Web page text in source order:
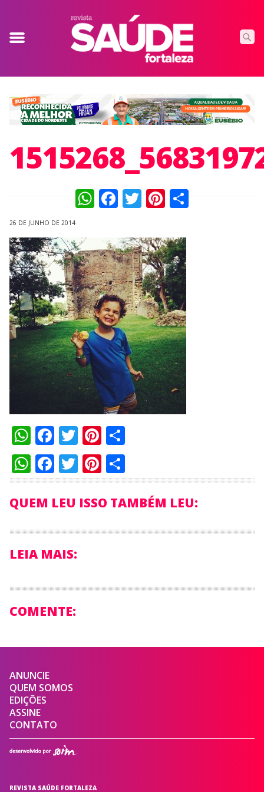
WhatsApp
Facebook
TwitterPinterest
26 DE JUNHO DE 2014
WhatsApp
Facebook
Twitter
Pinterest
Compartilhar
WhatsApp
Facebook
Twitter
Pinterest
Compartilhar
QUEM LEU ISSO TAMBÉM LEU:
LEIA MAIS:
COMENTE:
ANUNCIE
QUEM SOMOS
EDIÇÕES
ASSINE
CONTATO
REVISTA SAÚDE FORTALEZA